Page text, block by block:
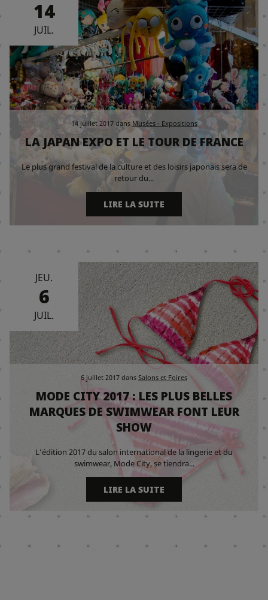
14
JUIL.
14 juillet 2017 dans Musées - Expositions
LA JAPAN EXPO ET LE TOUR DE FRANCE
Le plus grand festival de la culture et des loisirs japonais sera de
retour du...
LIRE LA SUITE
JEU.
6
JUIL.
6 juillet 2017 dans Salons et Foires
MODE CITY 2017 : LES PLUS BELLES
MARQUES DE SWIMWEAR FONT LEUR
SHOW
L’édition 2017 du salon international de la lingerie et du
swimwear, Mode City, se tiendra...
LIRE LA SUITE